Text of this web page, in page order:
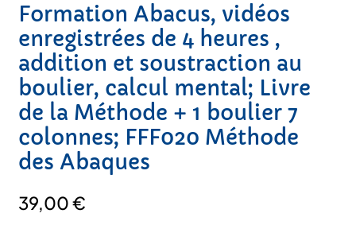
Formation Abacus, vidéos
enregistrées de 4 heures ,
addition et soustraction au
boulier, calcul mental; Livre
de la Méthode + 1 boulier 7
colonnes; FFF020 Méthode
des Abaques
39,00€